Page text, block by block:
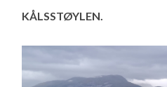
KÅLSSTØYLEN.